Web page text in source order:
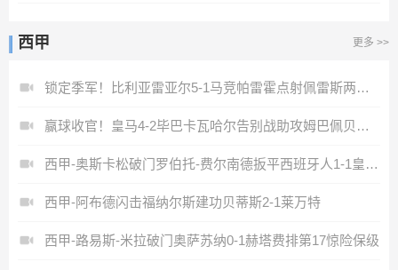
西甲 更多 >>
锁定季军！比利亚雷亚尔5-1马竞帕雷霍点射佩雷斯两射一传
赢球收官！皇马4-2毕巴卡瓦哈尔告别战助攻姆巴佩贝林厄姆破门
西甲-奥斯卡松破门罗伯托-费尔南德扳平西班牙人1-1皇家社会
西甲-阿布德闪击福纳尔斯建功贝蒂斯2-1莱万特
西甲-路易斯-米拉破门奥萨苏纳0-1赫塔费排第17惊险保级